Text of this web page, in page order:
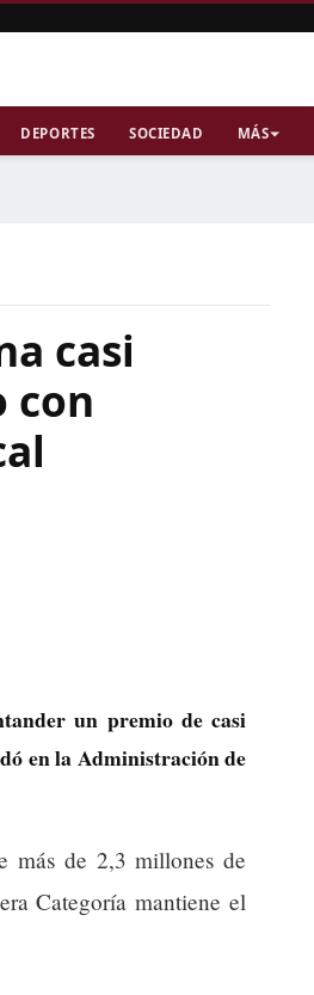
DEPORTES SOCIEDAD MÁS
casi
con
un premio de casi
en la Administración de
más de 2,3 millones de
Categoría mantiene el